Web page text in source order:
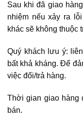
Sau khi đã giao
nhiệm nếu xảy ra
khác sẽ không thuộc
Quý khách lưu ý:
bất khả kháng. Để
việc đổi/trả hàng.
Thời gian giao hàng
bán.